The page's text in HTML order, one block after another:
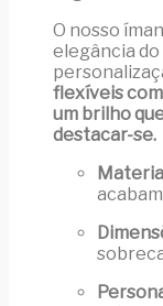
O nosso
elegância
flexíveis
um brilho
destacar-se.